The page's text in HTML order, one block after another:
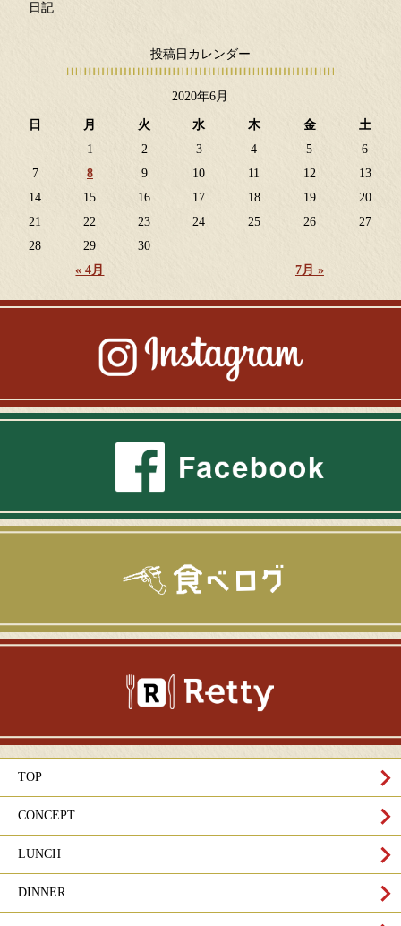
日記
投稿日カレンダー
2020年6月
日 月 火 水 木 金 土
« 4月 7月 »
1 2 3 4 5
6
7
8 9 10 11 12
13
14
15 16 17 18 19
20
21
22 23 24 25 26
27
28
29 30
TOP
CONCEPT
LUNCH
DINNER